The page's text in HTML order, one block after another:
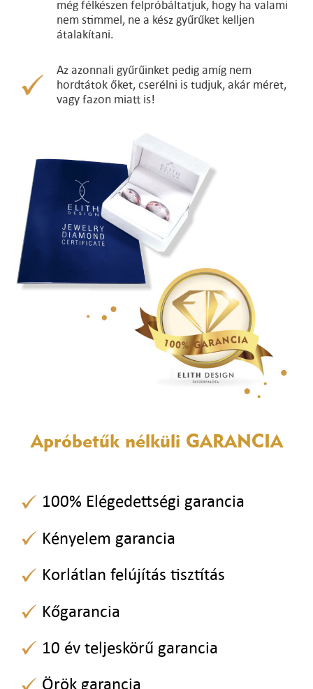
még félkészen felpróbáltatjuk, hogy ha valami
nem stimmel, ne a kész gyűrűket kelljen
átalakítani.
Az azonnali gyűrűinket pedig amíg nem
hordtátok őket, cserélni is tudjuk, akár méret,
vagy fazon miatt is!
Apróbetűk nélküli GARANCIA
100% Elégedettségi garancia
Kényelem garancia
Korlátlan felújítás tisztítás
Kőgarancia
10 év teljeskörű garancia
Örök garancia